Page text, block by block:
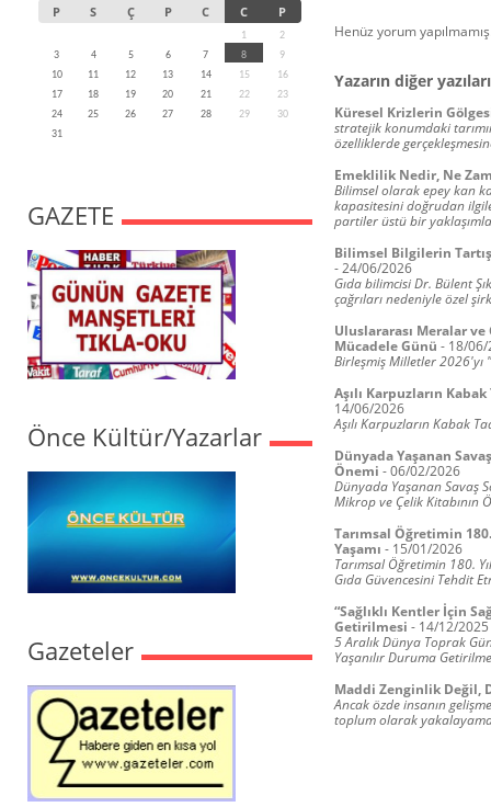
P S Ç P C C P
1
2
3
4 5 6 7 8
9
10
11 12 13 14 15
16
17
18 19 20 21 22
23
24
25 26 27 28 29
30
31
GAZETE
Önce Kültür/Yazarlar
Gazeteler
Henüz yorum
Yazarın diğer yazıları
Küresel Krizlerin
stratejik konumdaki
özelliklerde
Emeklilik Nedir, Ne
Bilimsel olarak epey kan
kapasitesini doğrudan
partiler üstü bir yaklaşımla
Bilimsel Bilgilerin
-24/06/2026
Gıda bilimcisi Dr. Bülent
çağrıları nedeniyle özel
Uluslararası Meralar ve
Mücadele Günü - 18/
Birleşmiş Milletler 2026'yı
Aşılı Karpuzların
14/06/2026
Aşılı Karpuzların Kabak
Dünyada Yaşanan
Önemi -06/02/2026
Dünyada Yaşanan Savaş
Mikrop ve Çelik Kitabının
Tarımsal Öğretimin
Yaşamı - 15/01/2026
Tarımsal Öğretimin 180.
Gıda Güvencesini Tehdit
“Sağlıklı Kentler İçin
Getirilmesi - 14/12/2025
5 Aralık Dünya Toprak
Yaşanılır Duruma
Maddi Zenginlik Değil,
Ancak özde insanın
toplum olarak